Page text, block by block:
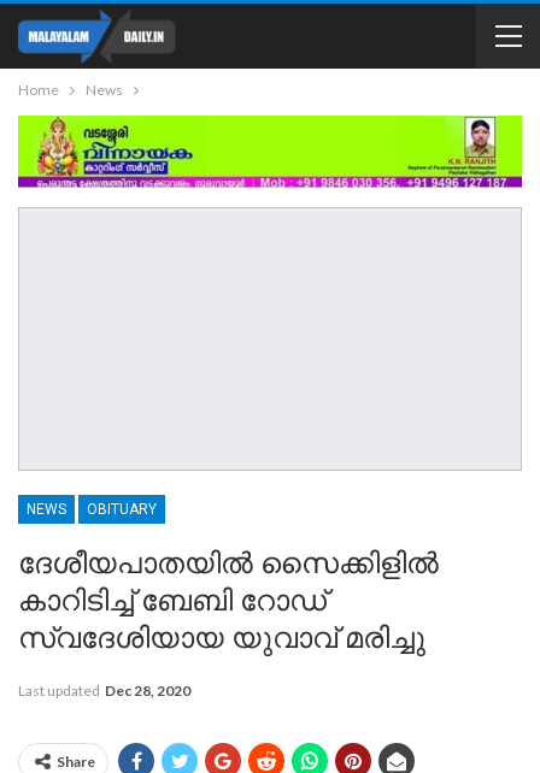
Home News
NEWS OBITUARY
ദേശീയപാതയിൽ സൈക്കിളിൽ
കാറിടിച്ച് ബേബി റോഡ്
സ്വദേശിയായ യുവാവ് മരിച്ചു
Last updated Dec 28, 2020
Share